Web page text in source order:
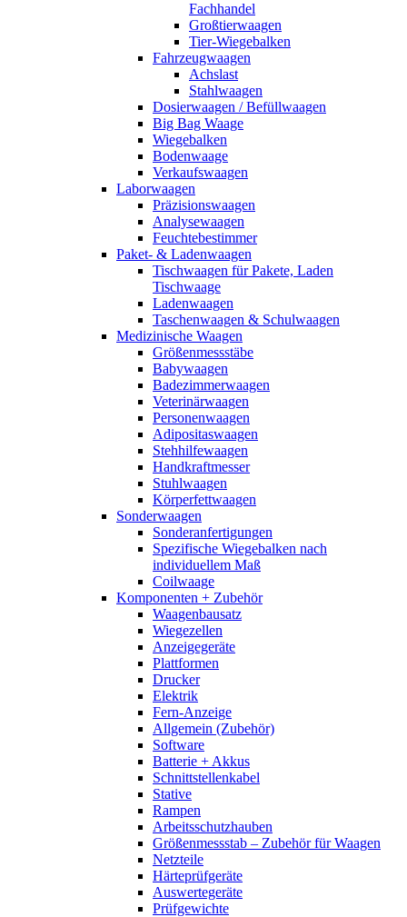
Fachhandel
Großtierwaagen
Tier-Wiegebalken
Fahrzeugwaagen
Achslast
Stahlwaagen
Dosierwaagen / Befüllwaagen
Big Bag Waage
Wiegebalken
Bodenwaage
Verkaufswaagen
Laborwaagen
Präzisionswaagen
Analysewaagen
Feuchtebestimmer
Paket- & Ladenwaagen
Tischwaagen für Pakete, Laden
Tischwaage
Ladenwaagen
Taschenwaagen & Schulwaagen
Medizinische Waagen
Größenmessstäbe
Babywaagen
Badezimmerwaagen
Veterinärwaagen
Personenwaagen
Adipositaswaagen
Stehhilfewaagen
Handkraftmesser
Stuhlwaagen
Körperfettwaagen
Sonderwaagen
Sonderanfertigungen
Spezifische Wiegebalken nach
individuellem Maß
Coilwaage
Komponenten + Zubehör
Waagenbausatz
Wiegezellen
Anzeigegeräte
Plattformen
Drucker
Elektrik
Fern-Anzeige
Allgemein (Zubehör)
Software
Batterie + Akkus
Schnittstellenkabel
Stative
Rampen
Arbeitsschutzhauben
Größenmessstab – Zubehör für Waagen
Netzteile
Härteprüfgeräte
Auswertegeräte
Prüfgewichte